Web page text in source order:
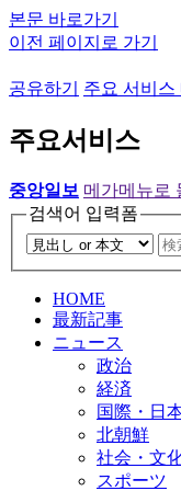
본문 바로가기
이전 페이지로 가기
공유하기 주요 서비스
주요서비스
중앙일보 메가메뉴로
검색어 입력폼
HOME
最新記事
ニュース
政治
経済
国際・日
北朝鮮
社会・文
スポーツ